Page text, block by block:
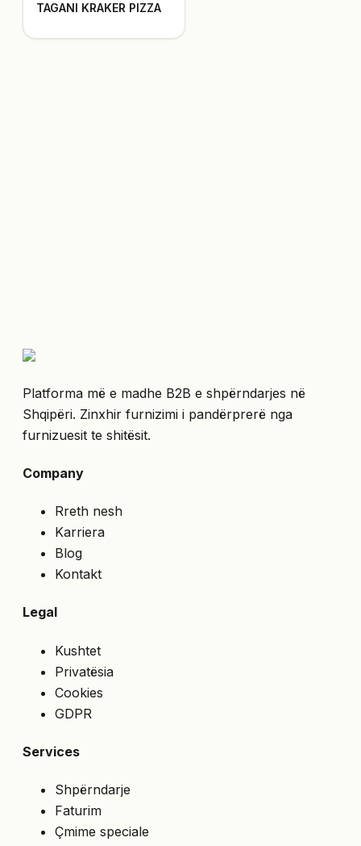
TAGANI KRAKER PIZZA
Platforma më e madhe B2B e shpërndarjes në
Shqipëri. Zinxhir furnizimi i pandërprerë nga
furnizuesit te shitësit.
Company
Rreth nesh
Karriera
Blog
Kontakt
Legal
Kushtet
Privatësia
Cookies
GDPR
Services
Shpërndarje
Faturim
Çmime speciale